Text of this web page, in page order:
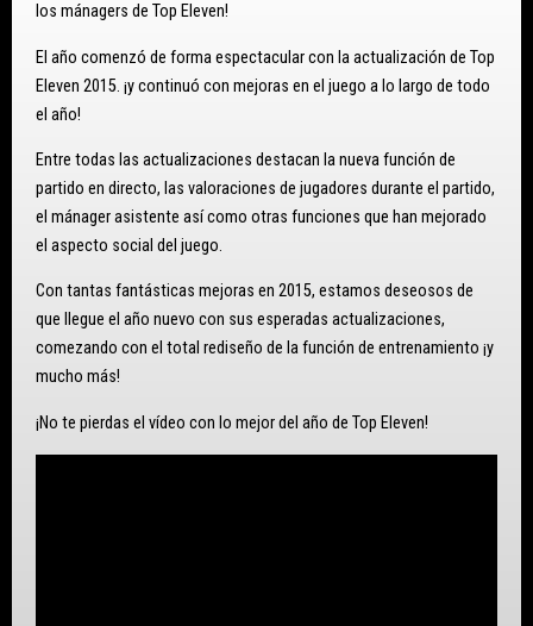
los mánagers de Top Eleven!
El año comenzó de forma espectacular con la actualización de Top
Eleven 2015. ¡y continuó con mejoras en el juego a lo largo de todo
el año!
Entre todas las actualizaciones destacan la nueva función de
partido en directo, las valoraciones de jugadores durante el partido,
el mánager asistente así como otras funciones que han mejorado
el aspecto social del juego.
Con tantas fantásticas mejoras en 2015, estamos deseosos de
que llegue el año nuevo con sus esperadas actualizaciones,
comezando con el total rediseño de la función de entrenamiento ¡y
mucho más!
¡No te pierdas el vídeo con lo mejor del año de Top Eleven!